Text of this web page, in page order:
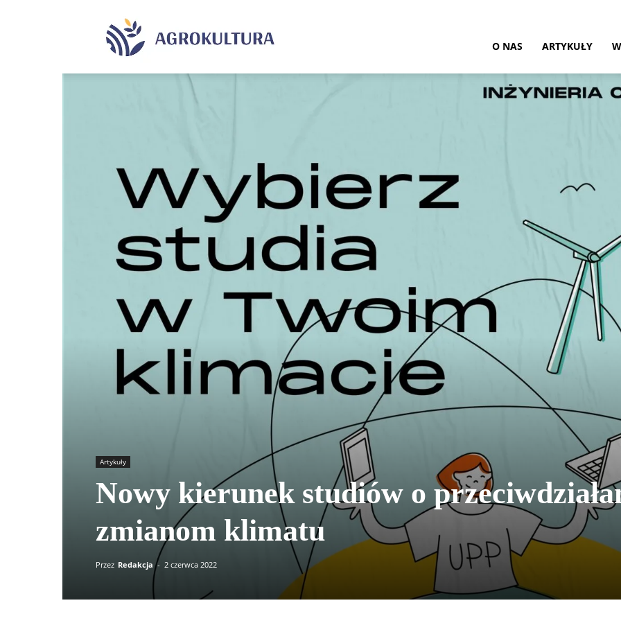
O NAS ARTYKUŁY
Artykuły
Nowy kierunek studiów o
zmianom klimatu
Przez Redakcja - 2 czerwca 2022